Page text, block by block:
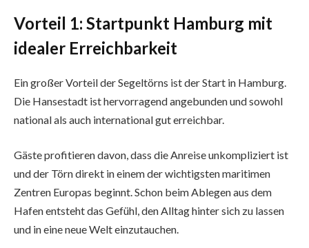
Vorteil 1: Startpunkt Hamburg mit
idealer Erreichbarkeit
Ein großer Vorteil der Segeltörns ist der Start in Hamburg.
Die Hansestadt ist hervorragend angebunden und sowohl
national als auch international gut erreichbar.
Gäste profitieren davon, dass die Anreise unkompliziert ist
und der Törn direkt in einem der wichtigsten maritimen
Zentren Europas beginnt. Schon beim Ablegen aus dem
Hafen entsteht das Gefühl, den Alltag hinter sich zu lassen
und in eine neue Welt einzutauchen.